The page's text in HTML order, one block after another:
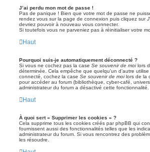
J’ai perdu mon mot de passe !
Pas de panique ! Bien que votre mot de passe ne
rendez vous sur la page de connexion puis cliquez sur
devriez pouvoir à nouveau vous connecter.
Si toutefois vous ne parveniez pas à réinitialiser votre
Haut
Pourquoi suis-je automatiquement déconnecté ?
Si vous ne cochez pas la case Se souvenir de moilors
déterminée. Cela empêche que quelqu’un d’autre
connecté, cochez la case Se souvenir de moilors de la
pour accéder au forum (bibliothèque, cyber-café,
administrateur du forum a désactivé cette fonctionnalité.
Haut
À quoi sert « Supprimer les cookies » ?
Cela supprime tous les cookies créés par phpBB qui
fournissent aussi des fonctionnalités telles que les
administrateur du forum. Si vous rencontrez des
les résoudre.